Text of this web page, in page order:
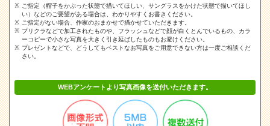
ご指定（帽子をかぶった状態で描いてほしい、サングラスをかけた状態で描いてほし
い）などのご要望がある場合は、わかりやすくお書きください。
ご指定がない場合、作家のおまかせで描かせていただきます。
プリクラなどで加工されたものや、フラッシュなどで顔が白くとんでいるもの、カラ
ーコピーで小さな写真を大きく引き延ばしたものもお避けください。
プレゼントなどで、どうしてもベストなお写真をご用意できない方は一度ご相談くだ
さい。
WEBアンケートより写真画像を送付いただきます。